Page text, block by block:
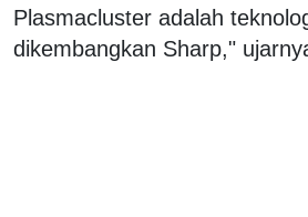
Plasmacluster adalah
dikembangkan Sharp,"